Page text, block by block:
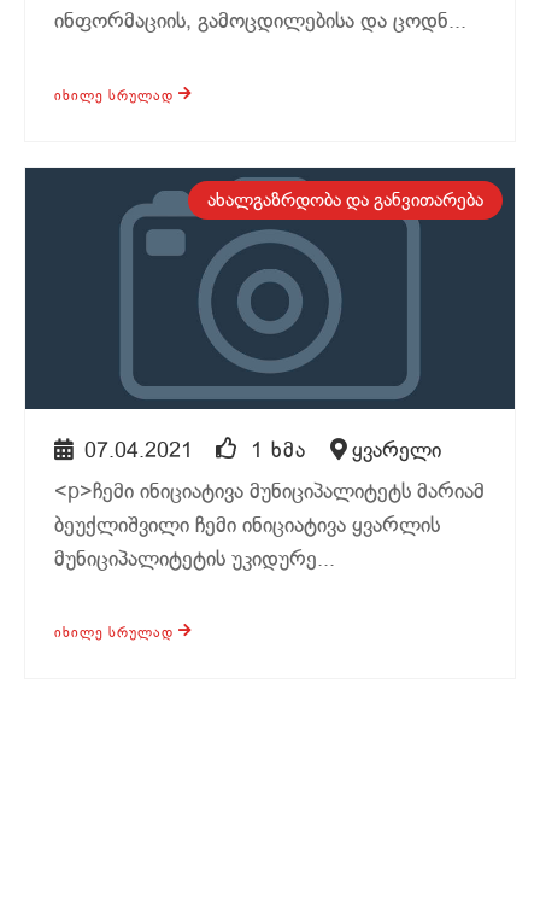
ინფორმაციის, გამოცდილებისა და ცოდნ...
ᲘᲮᲘᲚᲔ ᲡᲠᲣᲚᲐᲓ
ახალგაზრდობა და განვითარება
07.04.2021 1 ᲮᲛᲐ
ყვარელი
<p>ჩემი ინიციატივა მუნიციპალიტეტს მარიამ
ბეუქლიშვილი ჩემი ინიციატივა ყვარლის
მუნიციპალიტეტის უკიდურე...
ᲘᲮᲘᲚᲔ ᲡᲠᲣᲚᲐᲓ